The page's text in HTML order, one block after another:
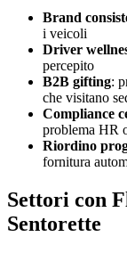
Brand
i veicoli
Driver
percepito
B2B gifting:
che visitano
Compliance
problema HR
Riordino
fornitura
Settori con
Sentorette